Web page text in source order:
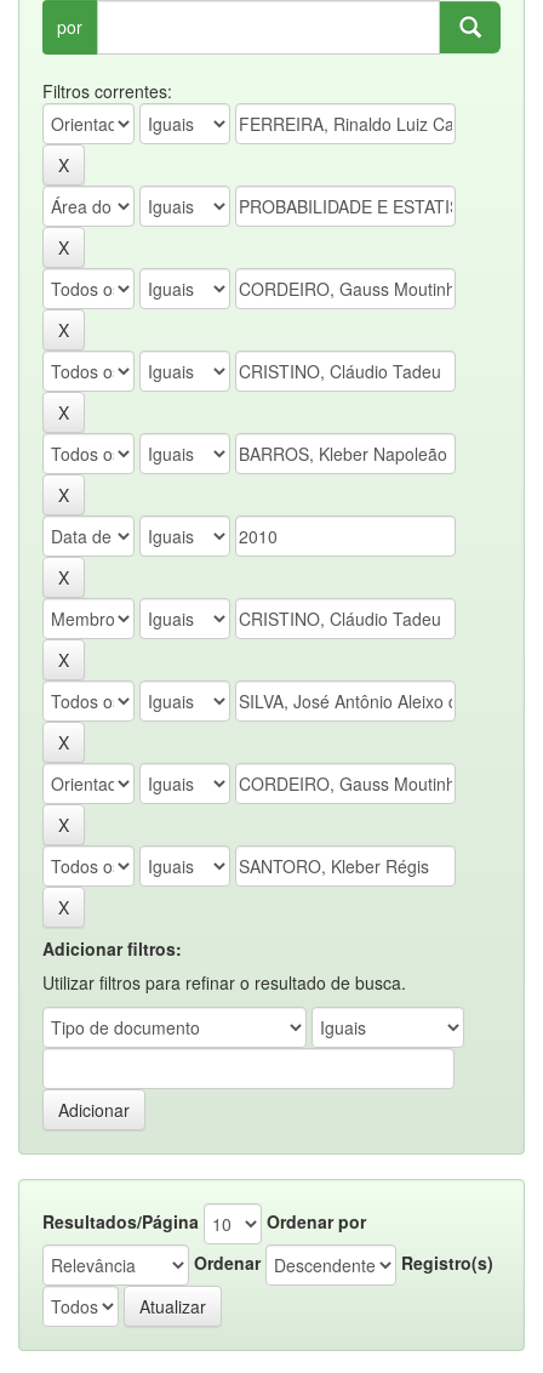
por
Filtros correntes:
Adicionar filtros:
Utilizar filtros para refinar o resultado de busca.
Resultados/Página
Ordenar por
Ordenar
Registro(s)